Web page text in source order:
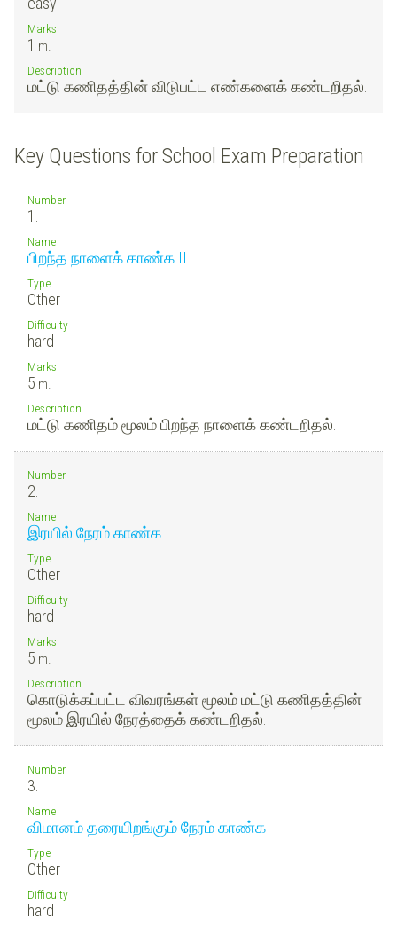
Marks
1 m.
Description
மட்டு கணிதத்தின் விடுபட்ட எண்களைக் கண்டறிதல்.
Key Questions for School Exam Preparation
Number
1.
Name
பிறந்த நாளைக் காண்க II
Type
Other
Difficulty
hard
Marks
5 m.
Description
மட்டு கணிதம் மூலம் பிறந்த நாளைக் கண்டறிதல்.
Number
2.
Name
இரயில் நேரம் காண்க
Type
Other
Difficulty
hard
Marks
5 m.
Description
கொடுக்கப்பட்ட விவரங்கள் மூலம் மட்டு கணிதத்தின்
மூலம் இரயில் நேரத்தைக் கண்டறிதல்.
Number
3.
Name
விமானம் தரையிறங்கும் நேரம் காண்க
Type
Other
Difficulty
hard